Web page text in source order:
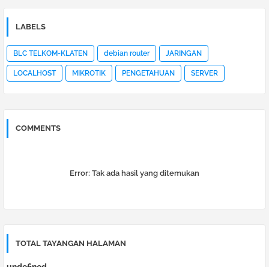
LABELS
BLC TELKOM-KLATEN debian router JARINGAN
LOCALHOST MIKROTIK PENGETAHUAN SERVER
COMMENTS
Error: Tak ada hasil yang ditemukan
TOTAL TAYANGAN HALAMAN